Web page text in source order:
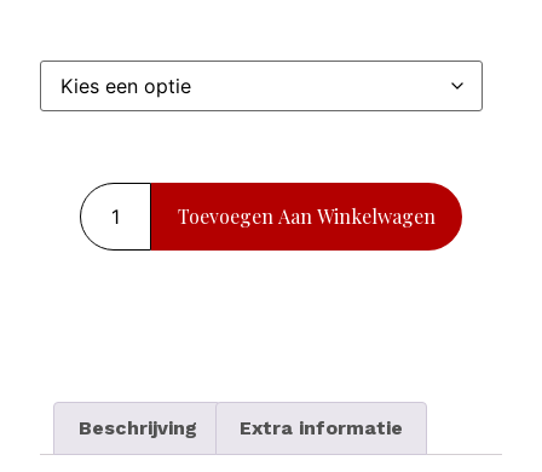
Toevoegen Aan Winkelwagen
Beschrijving Extra informatie